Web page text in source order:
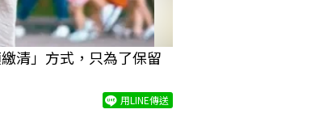
清」方式，只為了保留
用LINE傳送